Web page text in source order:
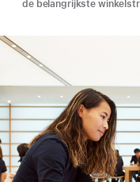
de belangrijkste